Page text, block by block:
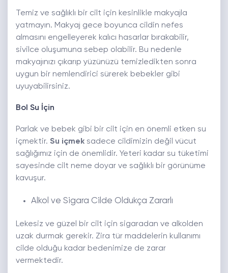
Temiz ve sağlıklı bir cilt için kesinlikle makyajla
yatmayın. Makyaj gece boyunca cildin nefes
almasını engelleyerek kalıcı hasarlar bırakabilir,
sivilce oluşumuna sebep olabilir. Bu nedenle
makyajınızı çıkarıp yüzünüzü temizledikten sonra
uygun bir nemlendirici sürerek bebekler gibi
uyuyabilirsiniz.
Bol Su İçin
Parlak ve bebek gibi bir cilt için en önemli etken su
içmektir. Su içmek sadece cildimizin değil vücut
sağlığımız için de önemlidir. Yeteri kadar su tüketimi
sayesinde cilt neme doyar ve sağlıklı bir görünüme
kavuşur.
Alkol ve Sigara Cilde Oldukça Zararlı
Lekesiz ve güzel bir cilt için sigaradan ve alkolden
uzak durmak gerekir. Zira tür maddelerin kullanımı
cilde olduğu kadar bedenimize de zarar
vermektedir.